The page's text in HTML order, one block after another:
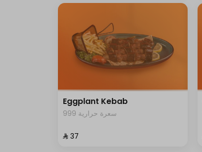
Eggplant Kebab
999 سعرة حرارية
⁨⁦‪‬ 37⁩